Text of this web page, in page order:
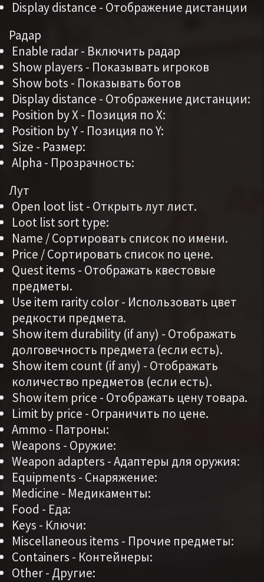
Display distance - Отображение дистанции
Радар
Enable radar - Включить радар
Show players - Показывать игроков
Show bots - Показывать ботов
Display distance - Отображение дистанции:
Position by X - Позиция по X:
Position by Y - Позиция по Y:
Size - Размер:
Alpha - Прозрачность:
Лут
Open loot list - Открыть лут лист.
Loot list sort type:
Name / Сортировать список по имени.
Price / Сортировать список по цене.
Quest items - Отображать квестовые
предметы.
Use item rarity color - Использовать цвет
редкости предмета.
Show item durability (if any) - Отображать
долговечность предмета (если есть).
Show item count (if any) - Отображать
количество предметов (если есть).
Show item price - Отображать цену товара.
Limit by price - Ограничить по цене.
Ammo - Патроны:
Weapons - Оружие:
Weapon adapters - Адаптеры для оружия:
Equipments - Снаряжение:
Medicine - Медикаменты:
Food - Еда:
Keys - Ключи:
Miscellaneous items - Прочие предметы:
Containers - Контейнеры:
Other - Другие: